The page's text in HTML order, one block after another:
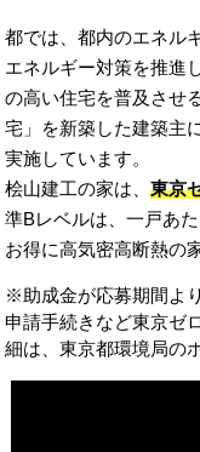
都では、都内のエネル
エネルギー対策を推進
の高い住宅を普及させ
宅」を新築した建築主
実施しています。
桧山建工の家は、東京
準Bレベルは、一戸あ
お得に高気密高断熱の
※助成金が応募期間よ
申請手続きなど東京ゼ
細は、東京都環境局の